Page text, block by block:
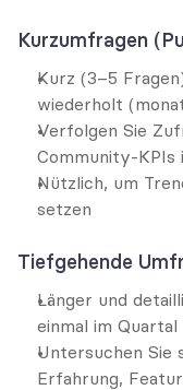
Kurzumfragen
Kurz (3–5
wiederholt
Verfolgen Sie
Community-KPIs
Nützlich, um
setzen
Tiefgehende
Länger und
einmal im
Untersuchen Sie
Erfahrung,